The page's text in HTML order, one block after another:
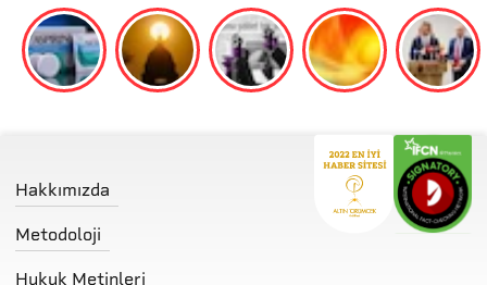
Hakkımızda
Metodoloji
Hukuk Metinleri